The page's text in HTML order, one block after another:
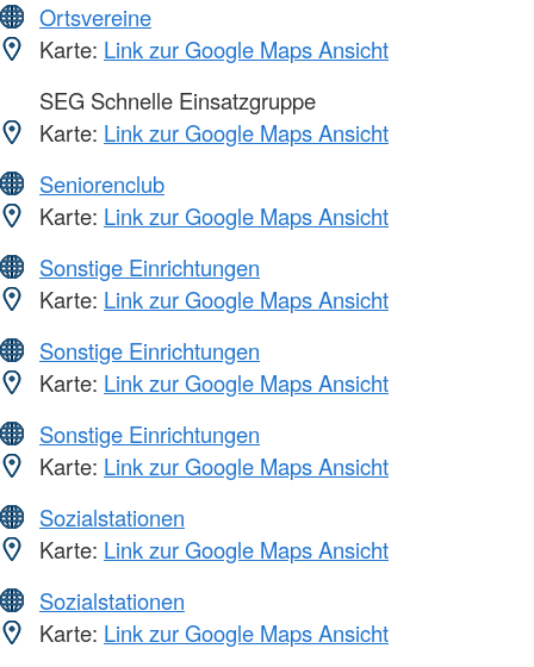
Ortsvereine
Karte: Link zur Google Maps Ansicht
SEG Schnelle Einsatzgruppe
Karte: Link zur Google Maps Ansicht
Seniorenclub
Karte: Link zur Google Maps Ansicht
Sonstige Einrichtungen
Karte: Link zur Google Maps Ansicht
Sonstige Einrichtungen
Karte: Link zur Google Maps Ansicht
Sonstige Einrichtungen
Karte: Link zur Google Maps Ansicht
Sozialstationen
Karte: Link zur Google Maps Ansicht
Sozialstationen
Karte: Link zur Google Maps Ansicht